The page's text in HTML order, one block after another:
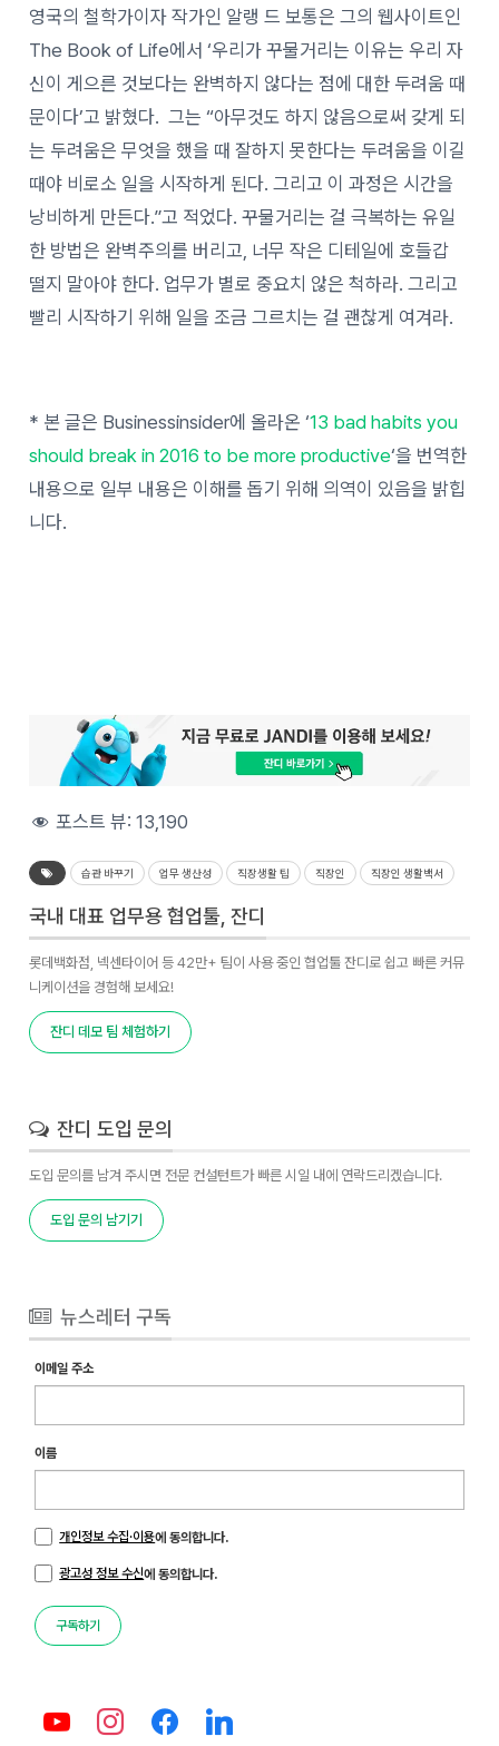
영국의 철학가이자 작가인 알랭 드 보통은 그의 웹사이트인
The Book of Life에서 ‘우리가 꾸물거리는 이유는 우리 자
신이 게으른 것보다는 완벽하지 않다는 점에 대한 두려움 때
문이다’고 밝혔다.그는 “아무것도 하지 않음으로써 갖게 되
는 두려움은 무엇을 했을 때 잘하지 못한다는 두려움을 이길
때야 비로소 일을 시작하게 된다. 그리고 이 과정은 시간을
낭비하게 만든다.”고 적었다. 꾸물거리는 걸 극복하는 유일
한 방법은 완벽주의를 버리고, 너무 작은 디테일에 호들갑
떨지 말아야 한다. 업무가 별로 중요치 않은 척하라. 그리고
빨리 시작하기 위해 일을 조금 그르치는 걸 괜찮게 여겨라.
* 본 글은 Businessinsider에 올라온 ‘13 bad habits you
should break in 2016 to be more productive‘을 번역한
내용으로 일부 내용은 이해를 돕기 위해 의역이 있음을 밝힙
니다.
포스트 뷰:13,190
습관 바꾸기 업무 생산성 직장생활 팁 직장인 직장인 생활백서
국내 대표 업무용 협업툴, 잔디
롯데백화점, 넥센타이어 등 42만+ 팀이 사용 중인 협업툴 잔디로 쉽고 빠른 커뮤
니케이션을 경험해 보세요!
잔디 데모 팀 체험하기
잔디 도입 문의
도입 문의를 남겨 주시면 전문 컨설턴트가 빠른 시일 내에 연락드리겠습니다.
도입 문의 남기기
뉴스레터 구독
이메일 주소
이름
개인정보 수집·이용에 동의합니다.
광고성 정보 수신에 동의합니다.
구독하기